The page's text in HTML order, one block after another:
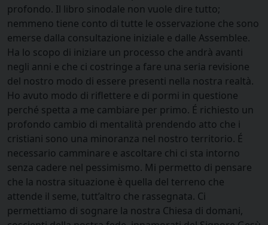
profondo. Il libro sinodale non vuole dire tutto;
nemmeno tiene conto di tutte le osservazione che sono
emerse dalla consultazione iniziale e dalle Assemblee.
Ha lo scopo di iniziare un processo che andrà avanti
negli anni e che ci costringe a fare una seria revisione
del nostro modo di essere presenti nella nostra realtà.
Ho avuto modo di riflettere e di pormi in questione
perché spetta a me cambiare per primo. É richiesto un
profondo cambio di mentalità prendendo atto che i
cristiani sono una minoranza nel nostro territorio. É
necessario camminare e ascoltare chi ci sta intorno
senza cadere nel pessimismo. Mi permetto di pensare
che la nostra situazione è quella del terreno che
attende il seme, tutt’altro che rassegnata. Ci
permettiamo di sognare la nostra Chiesa di domani,